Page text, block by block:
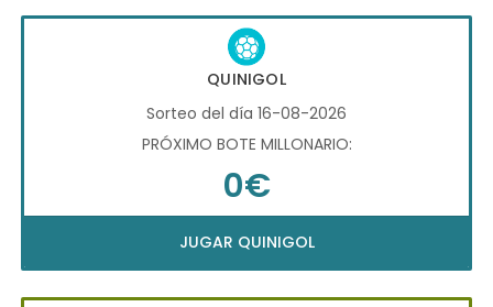
QUINIGOL
Sorteo del día 16-08-2026
PRÓXIMO BOTE MILLONARIO:
0€
JUGAR QUINIGOL